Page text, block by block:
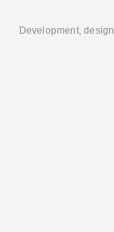
Development,